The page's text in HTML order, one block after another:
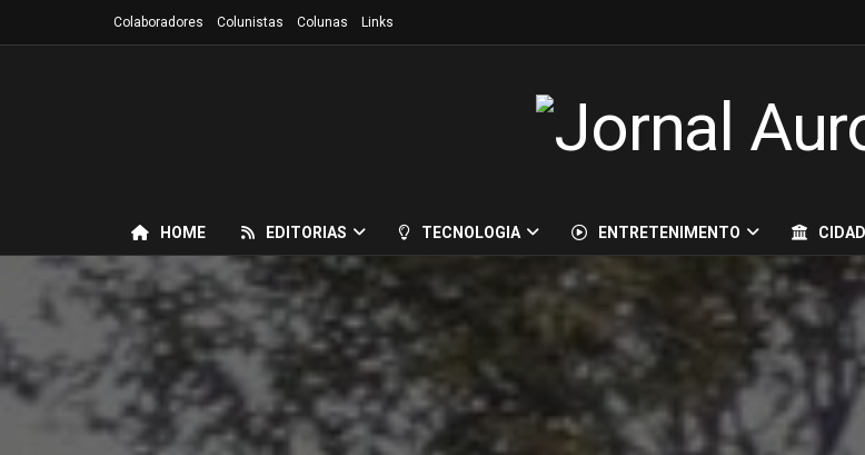
Colaboradores Colunistas Colunas Links
HOME EDITORIAS TECNOLOGIA ENTRETENIMENTO